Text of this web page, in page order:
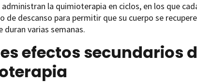
la quimioterapia en ciclos, en los que
de descanso para permitir que su cuerpo se
duran varias semanas.
efectos secundarios